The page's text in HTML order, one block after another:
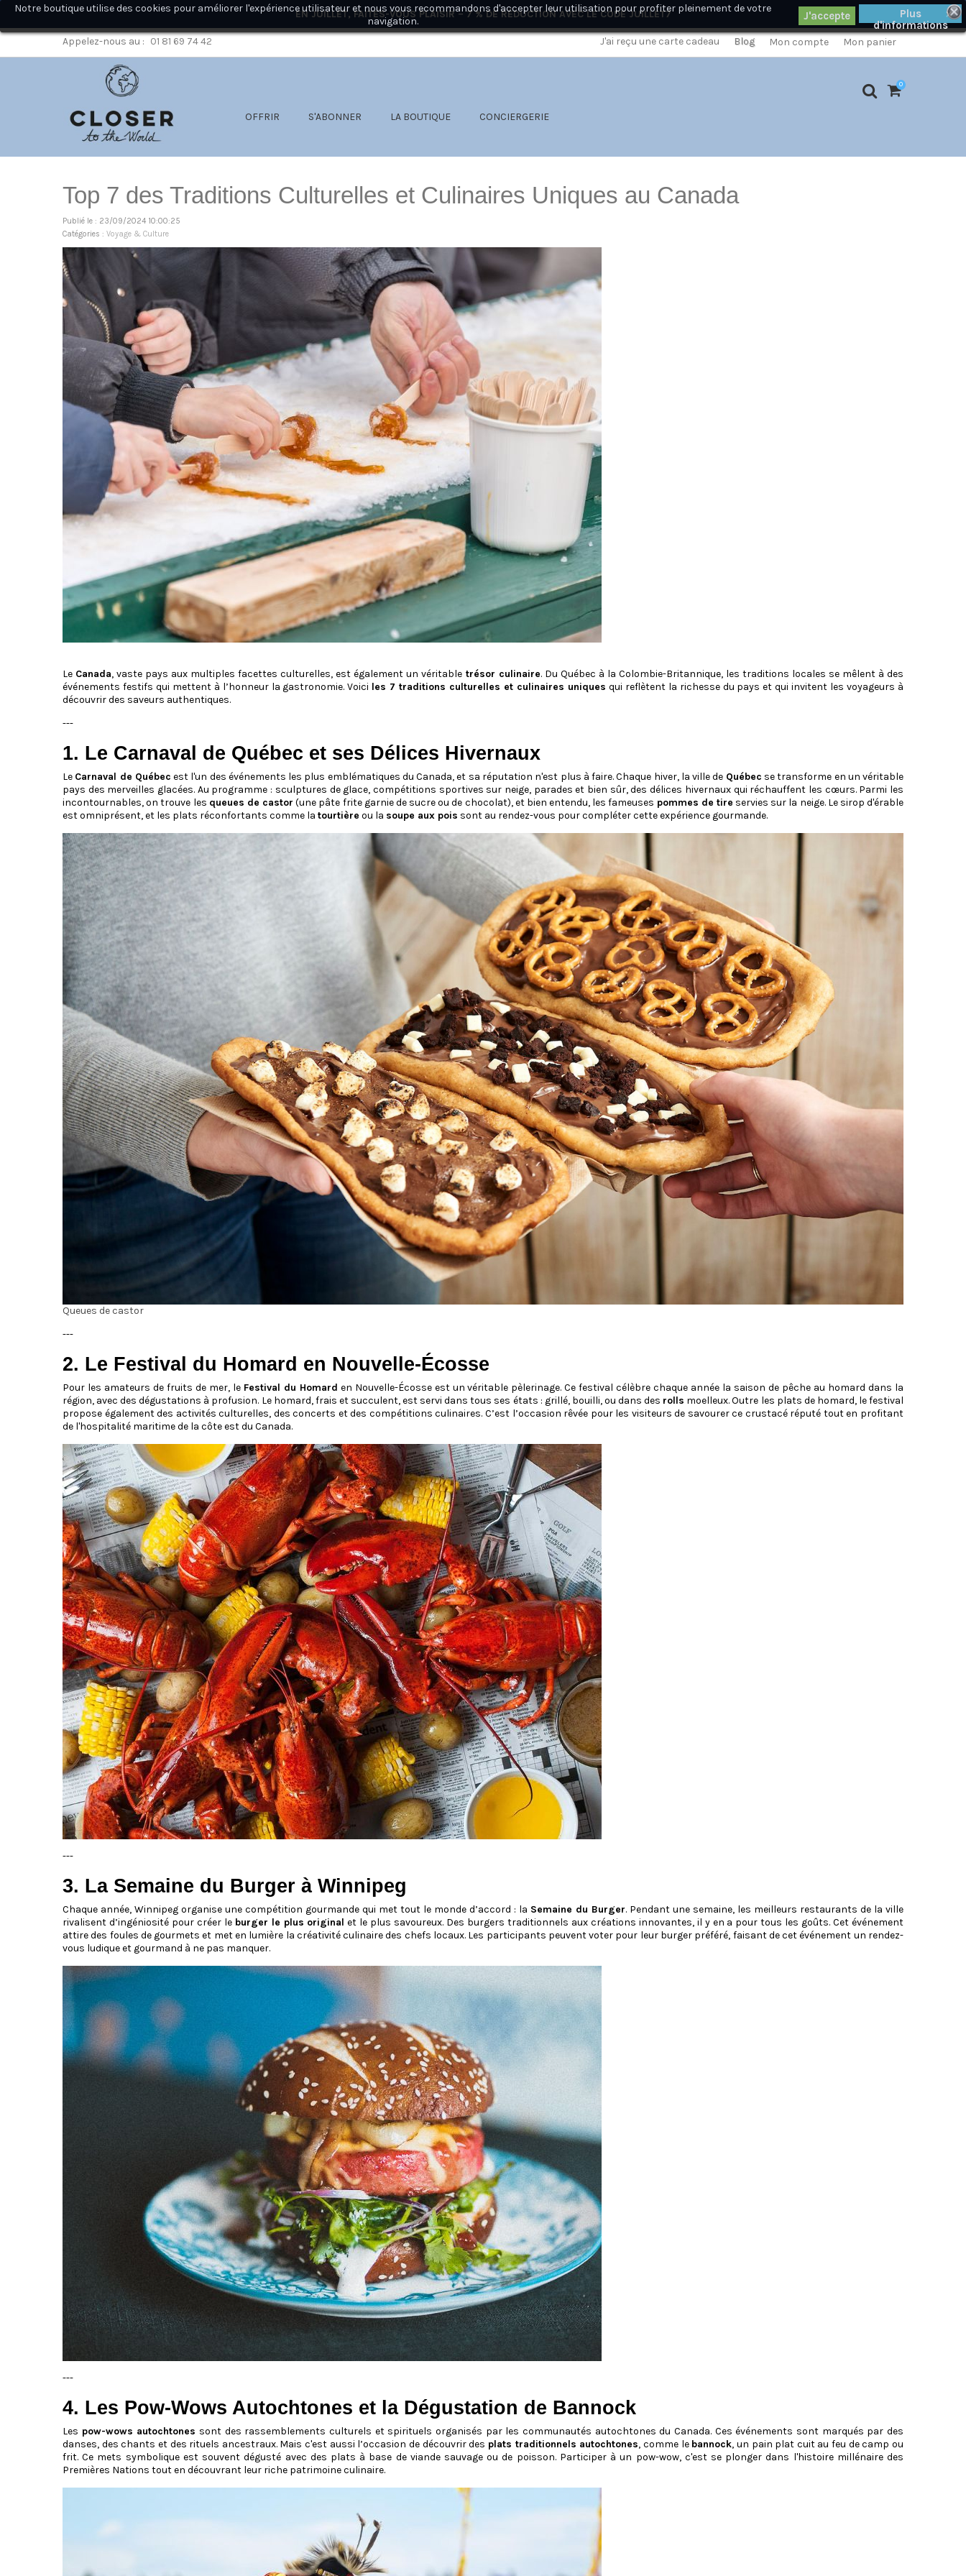
EN JUILLET, FAITES-VOUS PLAISIR – 7 % DE RÉDUCTION AVEC LE CODEJUILLET7 ×
Mon compte Mon panier
Appelez-nous au : 01 81 69 74 42 Blog
J'ai reçu une carte cadeau
0
OFFRIR S'ABONNER LA BOUTIQUE CONCIERGERIE
Notre boutique utilise des cookies pour améliorer l'expérience utilisateur et nous vous recommandons d'accepter leur utilisation pour profiter pleinement de votre
navigation.
Plus
d'informations
Top 7 des Traditions Culturelles et Culinaires Uniques au Canada
Publié le : 23/09/2024 10:00:25
Catégories : Voyage & Culture
Le Canada, vaste pays aux multiples facettes culturelles, est également un véritable trésor culinaire. Du Québec à la Colombie-Britannique, les traditions locales se mêlent à des
événements festifs qui mettent à l’honneur la gastronomie. Voici les 7 traditions culturelles et culinaires uniques qui reflètent la richesse du pays et qui invitent les voyageurs à
découvrir des saveurs authentiques.
---
1. Le Carnaval de Québec et ses Délices Hivernaux
Le Carnaval de Québec est l'un des événements les plus emblématiques du Canada, et sa réputation n'est plus à faire. Chaque hiver, la ville de Québec se transforme en un véritable
pays des merveilles glacées. Au programme : sculptures de glace, compétitions sportives sur neige, parades et bien sûr, des délices hivernaux qui réchauffent les cœurs. Parmi les
incontournables, on trouve les queues de castor (une pâte frite garnie de sucre ou de chocolat), et bien entendu, les fameuses pommes de tire servies sur la neige. Le sirop d'érable
est omniprésent, et les plats réconfortants comme la tourtière ou la soupe aux pois sont au rendez-vous pour compléter cette expérience gourmande.
Queues de castor
---
2. Le Festival du Homard en Nouvelle-Écosse
Pour les amateurs de fruits de mer, le Festival du Homard en Nouvelle-Écosse est un véritable pèlerinage. Ce festival célèbre chaque année la saison de pêche au homard dans la
région, avec des dégustations à profusion. Le homard, frais et succulent, est servi dans tous ses états : grillé, bouilli, ou dans des rolls moelleux. Outre les plats de homard, le festival
propose également des activités culturelles, des concerts et des compétitions culinaires. C’est l’occasion rêvée pour les visiteurs de savourer ce crustacé réputé tout en profitant
de l'hospitalité maritime de la côte est du Canada.
---
3. La Semaine du Burger à Winnipeg
Chaque année, Winnipeg organise une compétition gourmande qui met tout le monde d’accord : la Semaine du Burger. Pendant une semaine, les meilleurs restaurants de la ville
rivalisent d’ingéniosité pour créer le burger le plus original et le plus savoureux. Des burgers traditionnels aux créations innovantes, il y en a pour tous les goûts. Cet événement
attire des foules de gourmets et met en lumière la créativité culinaire des chefs locaux. Les participants peuvent voter pour leur burger préféré, faisant de cet événement un rendez-
vous ludique et gourmand à ne pas manquer.
---
4. Les Pow-Wows Autochtones et la Dégustation de Bannock
Les pow-wows autochtones sont des rassemblements culturels et spirituels organisés par les communautés autochtones du Canada. Ces événements sont marqués par des
danses, des chants et des rituels ancestraux. Mais c'est aussi l’occasion de découvrir des plats traditionnels autochtones, comme le bannock, un pain plat cuit au feu de camp ou
frit. Ce mets symbolique est souvent dégusté avec des plats à base de viande sauvage ou de poisson. Participer à un pow-wow, c'est se plonger dans l'histoire millénaire des
Premières Nations tout en découvrant leur riche patrimoine culinaire.